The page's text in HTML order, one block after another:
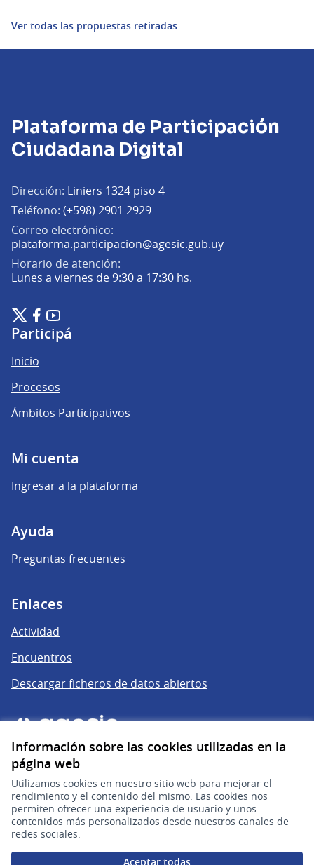
Información sobre las cookies utilizadas en la
página web
Utilizamos cookies en nuestro sitio web para mejorar el
rendimiento y el contenido del mismo. Las cookies nos
permiten ofrecer una experiencia de usuario y unos
contenidos más personalizados desde nuestros canales de
redes sociales.
Aceptar todas
Ver todas las propuestas retiradas
Plataforma de Participación
Ciudadana Digital
Dirección: Liniers 1324 piso 4
Teléfono: (+598) 2901 2929
Correo electrónico:
plataforma.participacion@agesic.gub.uy(Abrir en una
Horario de atención:
Lunes a viernes de 9:30 a 17:30 hs.
Plataforma de Participación Ciudadana Digital en X
(Enlace externo)
Plataforma de Participación Ciudadana Digital en Facebook
(Enlace externo)
Plataforma de Participación Ciudadana Digital en
(Enlace externo)
Participá
Inicio
Procesos
Ámbitos Participativos
Mi cuenta
Ingresar a la plataforma
Ayuda
Preguntas frecuentes
Enlaces
Actividad
Encuentros
Descargar ficheros de datos abiertos
gub.uy
(Enlace externo)
Sitio oficial de la República Oriental del Uruguay